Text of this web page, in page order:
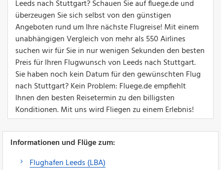
Leeds nach Stuttgart? Schauen Sie auf fluege.de und
überzeugen Sie sich selbst von den günstigen
Angeboten rund um Ihre nächste Flugreise! Mit einem
unabhängigen Vergleich von mehr als 550 Airlines
suchen wir für Sie in nur wenigen Sekunden den besten
Preis für Ihren Flugwunsch von Leeds nach Stuttgart.
Sie haben noch kein Datum für den gewünschten Flug
nach Stuttgart? Kein Problem: Fluege.de empfiehlt
Ihnen den besten Reisetermin zu den billigsten
Konditionen. Mit uns wird Fliegen zu einem Erlebnis!
Informationen und Flüge zum:
Flughafen Leeds (LBA)